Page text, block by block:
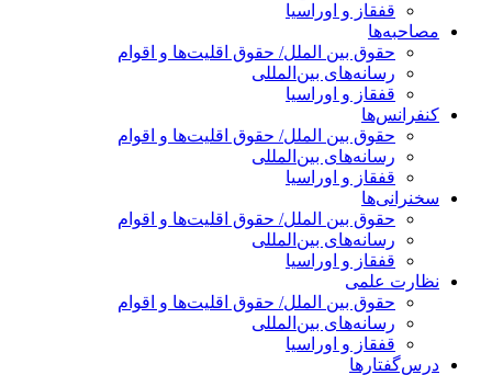
قفقاز و اوراسیا
مصاحبه‌ها
حقوق بین الملل/ حقوق اقلیت‌ها و اقوام
رسانه‌های بین‌المللی
قفقاز و اوراسیا
کنفرانس‌ها
حقوق بین الملل/ حقوق اقلیت‌ها و اقوام
رسانه‌های بین‌المللی
قفقاز و اوراسیا
سخنرانی‌ها
حقوق بین الملل/ حقوق اقلیت‌ها و اقوام
رسانه‌های بین‌المللی
قفقاز و اوراسیا
نظارت علمی
حقوق بین الملل/ حقوق اقلیت‌ها و اقوام
رسانه‌های بین‌المللی
قفقاز و اوراسیا
درس‌گفتارها